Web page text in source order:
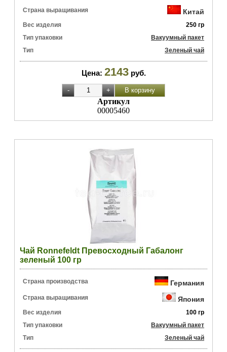
Страна выращивания Китай
Вес изделия
250 гр
Тип упаковки
Вакуумный пакет
Тип
Зеленый чай
Цена: 2143 руб.
Артикул
00005460
Чай Ronnefeldt Превосходный Габалонг
зеленый 100 гр
Страна производства Германия
Страна выращивания Япония
Вес изделия
100 гр
Тип упаковки
Вакуумный пакет
Тип
Зеленый чай